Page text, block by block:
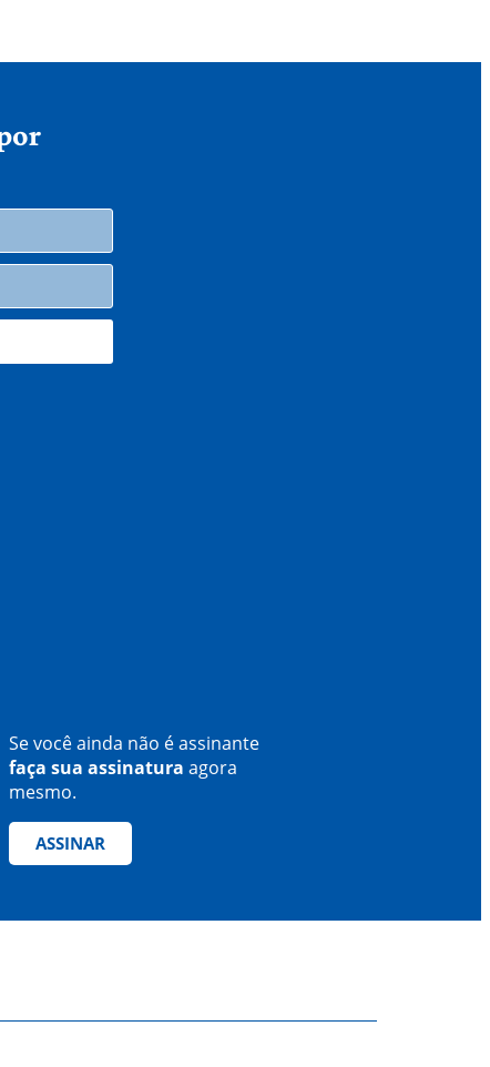
Se você ainda não é assinante
faça sua assinatura agora
mesmo.
ASSINAR